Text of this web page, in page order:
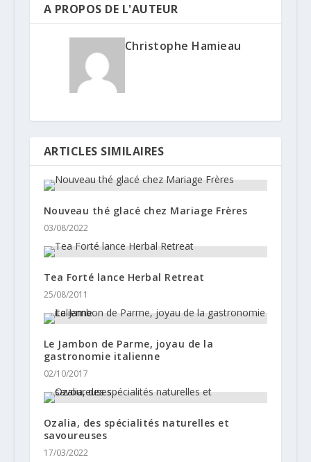
A PROPOS DE L'AUTEUR
Christophe Hamieau
ARTICLES SIMILAIRES
Nouveau thé glacé chez Mariage Frères
03/08/2022
Tea Forté lance Herbal Retreat
25/08/2011
Le Jambon de Parme, joyau de la
gastronomie italienne
02/10/2017
Ozalia, des spécialités naturelles et
savoureuses
17/03/2022